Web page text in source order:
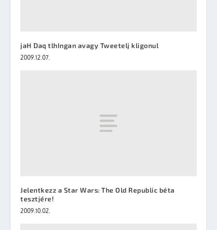
jaH Daq tlhIngan avagy Tweetelj kligonul
2009.12.07.
Jelentkezz a Star Wars: The Old Republic béta
tesztjére!
2009.10.02.